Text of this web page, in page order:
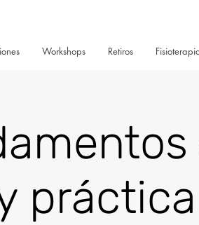
Workshops Retiros
práctica